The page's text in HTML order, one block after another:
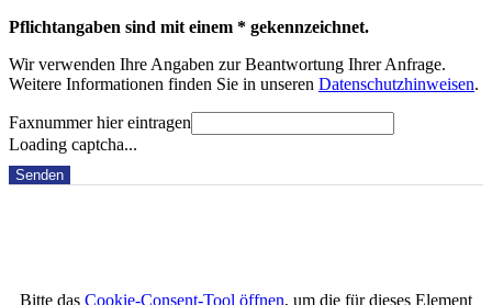
Pflichtangaben sind mit einem * gekennzeichnet.
Wir verwenden Ihre Angaben zur Beantwortung Ihrer Anfrage.
Weitere Informationen finden Sie in unseren Datenschutzhinweisen.
Faxnummer hier eintragen
Loading captcha...
Senden
Bitte das Cookie-Consent-Tool öffnen, um die für dieses Element